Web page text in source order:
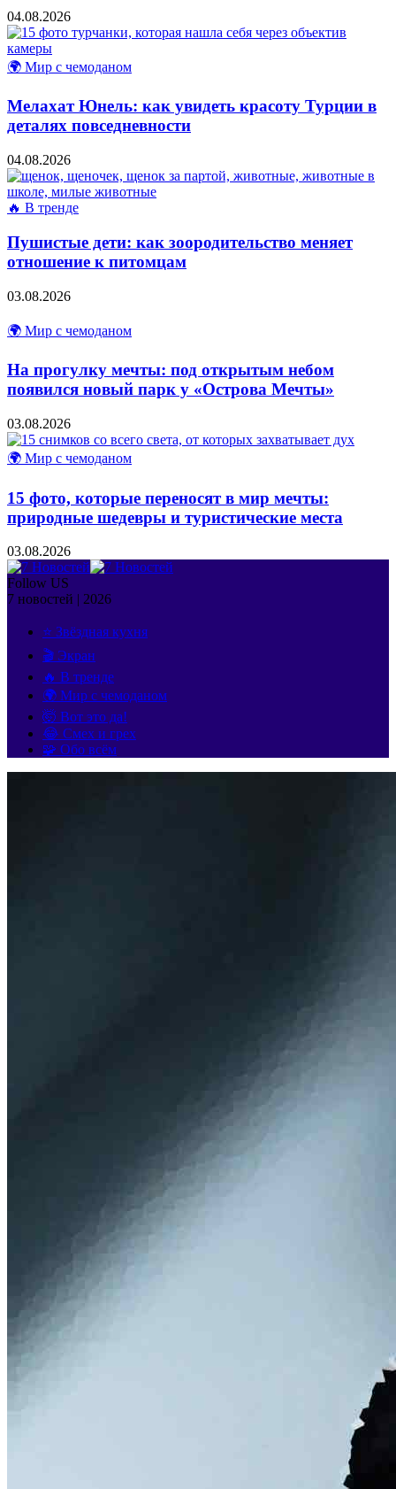
04.08.2026
🌍 Мир с чемоданом
Мелахат Юнель: как увидеть красоту Турции в
деталях повседневности
04.08.2026
🔥 В тренде
Пушистые дети: как зоородительство меняет
отношение к питомцам
03.08.2026
🌍 Мир с чемоданом
На прогулку мечты: под открытым небом
появился новый парк у «Острова Мечты»
03.08.2026
🌍 Мир с чемоданом
15 фото, которые переносят в мир мечты:
природные шедевры и туристические места
03.08.2026
Follow US
7 новостей | 2026
⭐ Звёздная кухня
🎬 Экран
🔥 В тренде
🌍 Мир с чемоданом
🤯 Вот это да!
😂 Смех и грех
🧩 Обо всём